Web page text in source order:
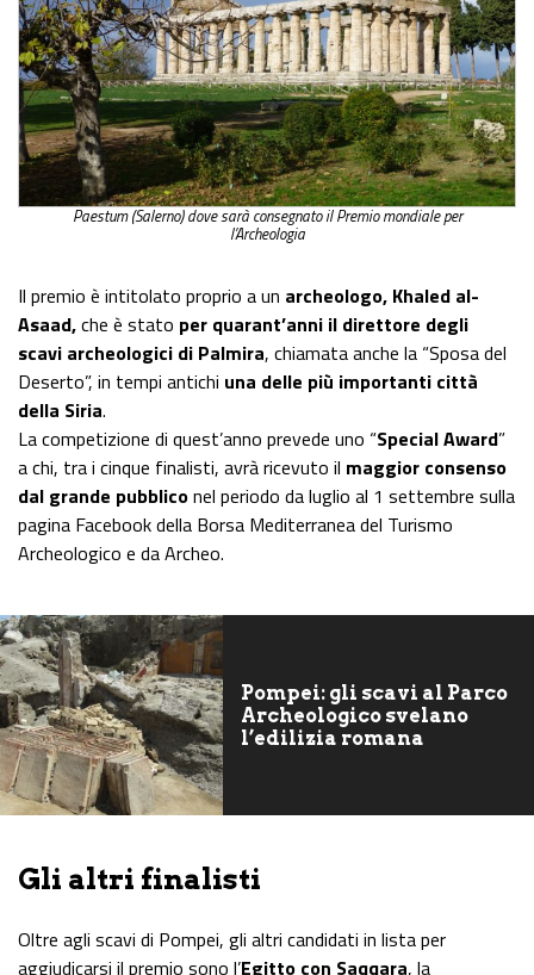
Paestum (Salerno) dove sarà consegnato il Premio mondiale per
l’Archeologia
Il premio è intitolato proprio a un archeologo, Khaled al-
Asaad,che è stato per quarant’anni il direttore degli
scavi archeologici di Palmira, chiamata anche la “Sposa del
Deserto”, in tempi antichi una delle più importanti città
della Siria.
La competizione di quest’anno prevede uno “Special Award”
a chi, tra i cinque finalisti, avrà ricevuto il maggior consenso
dal grande pubbliconel periodo da luglio al 1 settembre sulla
pagina Facebook della Borsa Mediterranea del Turismo
Archeologico e da Archeo.
Pompei: gli scavi al Parco
Archeologico svelano
l’edilizia romana
Gli altri finalisti
Oltre agli scavi di Pompei, gli altri candidati in lista per
aggiudicarsi il premio sono l’Egitto con Saqqara, la